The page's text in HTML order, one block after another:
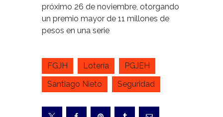
próximo 26 de noviembre, otorgando
un premio mayor de 11 millones de
pesos en una serie
FGJH Lotería
PGJEH
Santiago Nieto
Seguridad